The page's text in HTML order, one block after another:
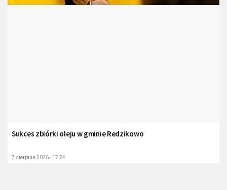
Sukces zbiórki oleju w gminie Redzikowo
7 sierpnia 2026 - 17:24